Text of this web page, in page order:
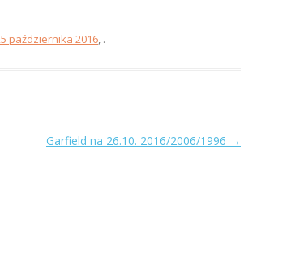
października 2016, .
Garfield na 26.10. 2016/2006/1996 →